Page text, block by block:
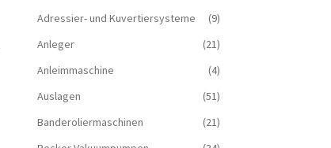
Adressier- und Kuvertiersysteme
(9)
Anleger
(21)
Anleimmaschine
(4)
Auslagen
(51)
Banderoliermaschinen
(21)